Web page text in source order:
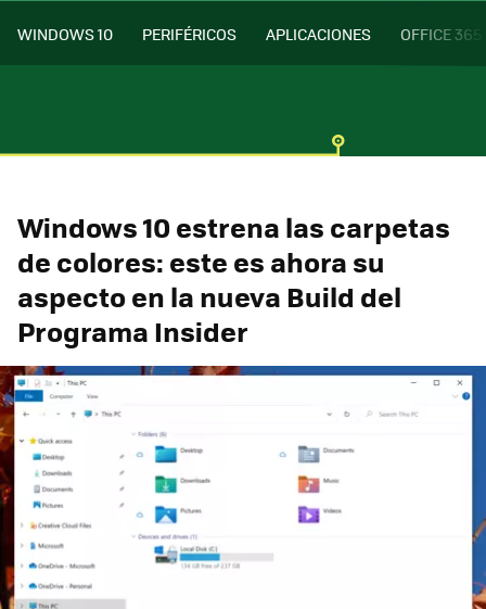
WINDOWS 10 PERIFÉRICOS APLICACIONES OFFICE 365
Windows 10 estrena las carpetas
de colores: este es ahora su
aspecto en la nueva Build del
Programa Insider